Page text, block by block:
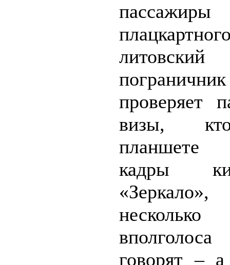
пассажиры
литовский
проверяет
визы,
планшете
кадры
говорят –